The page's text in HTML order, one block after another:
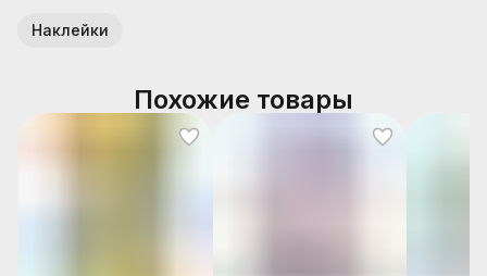
Наклейки
Похожие товары